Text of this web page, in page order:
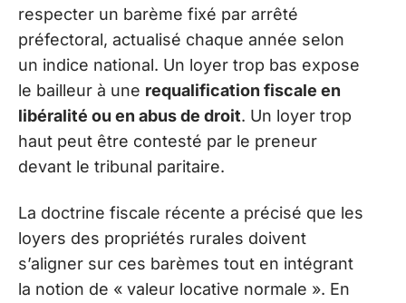
respecter un barème fixé par arrêté
préfectoral, actualisé chaque année selon
un indice national. Un loyer trop bas expose
le bailleur à une requalification fiscale en
libéralité ou en abus de droit. Un loyer trop
haut peut être contesté par le preneur
devant le tribunal paritaire.
La doctrine fiscale récente a précisé que les
loyers des propriétés rurales doivent
s’aligner sur ces barèmes tout en intégrant
la notion de « valeur locative normale ». En